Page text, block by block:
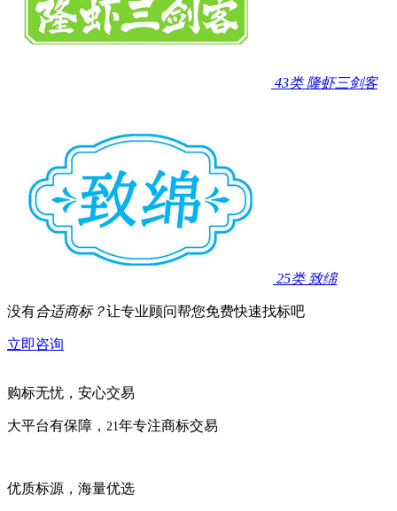
43类 隆虾三剑客
25类 致绵
没有合适商标？让专业顾问帮您免费快速找标吧
立即咨询
购标无忧，安心交易
大平台有保障， 21年专注商标交易
优质标源，海量优选